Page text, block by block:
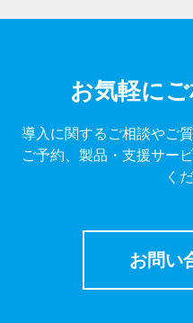
お気軽に
導入に関するご相談やご
ご予約、製品・支援サー
く
お問い